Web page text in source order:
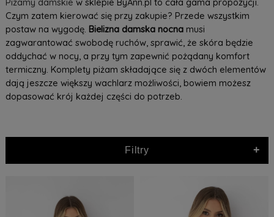
Piżamy damskie w sklepie ByAnn.pl to cała gama propozycji.
Czym zatem kierować się przy zakupie? Przede wszystkim
postaw na wygodę. Bielizna damska nocnamusi
zagwarantować swobodę ruchów, sprawić, że skóra będzie
oddychać w nocy, a przy tym zapewnić pożądany komfort
termiczny. Komplety piżam składające się z dwóch elementów
dają jeszcze większy wachlarz możliwości, bowiem możesz
dopasować krój każdej części do potrzeb.
Filtry +